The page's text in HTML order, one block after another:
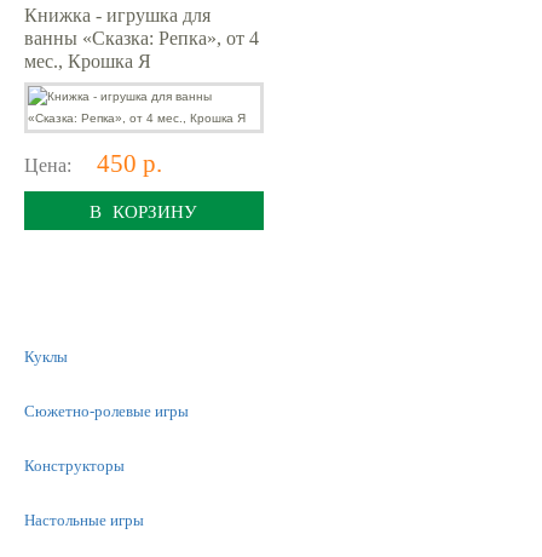
Книжка - игрушка для
ванны «Сказка: Репка», от 4
мес., Крошка Я
Цена: 450 р.
В КОРЗИНУ
Куклы
Сюжетно-ролевые игры
Конструкторы
Настольные игры